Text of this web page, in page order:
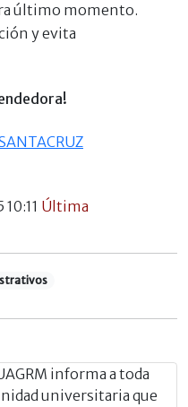
último momento.
y evita
Última
informa a toda
universitaria que